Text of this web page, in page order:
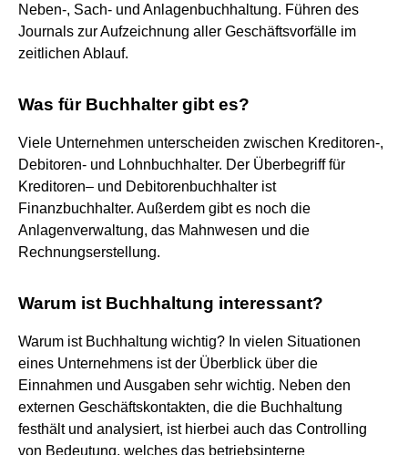
Neben-, Sach- und Anlagenbuchhaltung. Führen des
Journals zur Aufzeichnung aller Geschäftsvorfälle im
zeitlichen Ablauf.
Was für Buchhalter gibt es?
Viele Unternehmen unterscheiden zwischen Kreditoren-,
Debitoren- und Lohnbuchhalter. Der Überbegriff für
Kreditoren– und Debitorenbuchhalter ist
Finanzbuchhalter. Außerdem gibt es noch die
Anlagenverwaltung, das Mahnwesen und die
Rechnungserstellung.
Warum ist Buchhaltung interessant?
Warum ist Buchhaltung wichtig? In vielen Situationen
eines Unternehmens ist der Überblick über die
Einnahmen und Ausgaben sehr wichtig. Neben den
externen Geschäftskontakten, die die Buchhaltung
festhält und analysiert, ist hierbei auch das Controlling
von Bedeutung, welches das betriebsinterne